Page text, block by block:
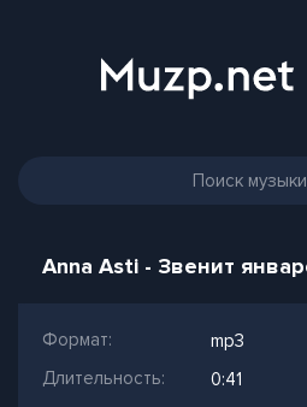
Anna Asti - Звенит
Формат:
mp3
Длительность:
0:41